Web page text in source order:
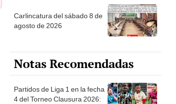
Carlincatura del sábado 8 de
agosto de 2026
Notas Recomendadas
Partidos de Liga 1 en la fecha
4 del Torneo Clausura 2026: